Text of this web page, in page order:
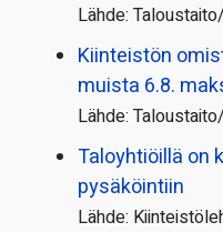
Lähde:
Kiinteistön
muista 6.8.
Lähde:
Taloyhtiöillä on
pysäköintiin
Lähde: